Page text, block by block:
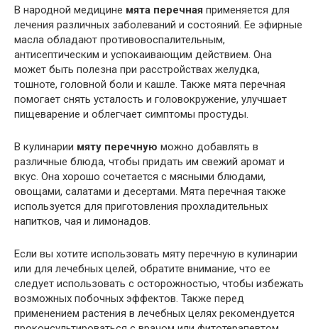
В народной медицине мята перечная применяется для
лечения различных заболеваний и состояний. Ее эфирные
масла обладают противовоспалительным,
антисептическим и успокаивающим действием. Она
может быть полезна при расстройствах желудка,
тошноте, головной боли и кашле. Также мята перечная
помогает снять усталость и головокружение, улучшает
пищеварение и облегчает симптомы простуды.
В кулинарии мяту перечную можно добавлять в
различные блюда, чтобы придать им свежий аромат и
вкус. Она хорошо сочетается с мясными блюдами,
овощами, салатами и десертами. Мята перечная также
используется для приготовления прохладительных
напитков, чая и лимонадов.
Если вы хотите использовать мяту перечную в кулинарии
или для лечебных целей, обратите внимание, что ее
следует использовать с осторожностью, чтобы избежать
возможных побочных эффектов. Также перед
применением растения в лечебных целях рекомендуется